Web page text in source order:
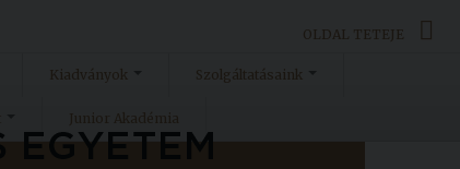
Kiadványok Szolgáltatásaink
Junior Akadémia
OLDAL TETEJE